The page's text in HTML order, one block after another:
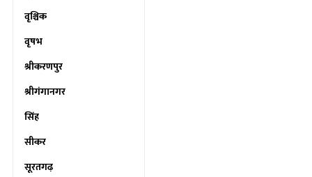
वृश्चिक
वृषभ
श्रीकरणपुर
श्रीगंगानगर
सिंह
सीकर
सूरतगढ़